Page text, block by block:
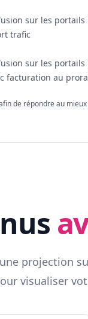
sur les
trafic
sur les portails
facturation au
de répondre au
projection
visualiser